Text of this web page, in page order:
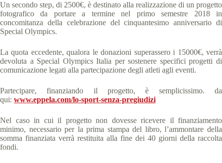
Un secondo step, di 2500€, è destinato alla realizzazione di un progetto
fotografico da portare a termine nel primo semestre 2018 in
concomitanza della celebrazione del cinquantesimo anniversario di
Special Olympics.
La quota eccedente, qualora le donazioni superassero i 15000€, verrà
devoluta a Special Olympics Italia per sostenere specifici progetti di
comunicazione legati alla partecipazione degli atleti agli eventi.
Partecipare, finanziando il progetto, è semplicissimo. da
qui: www.eppela.com/lo-sport-senza-pregiudizi
Nel caso in cui il progetto non dovesse ricevere il finanziamento
minimo, necessario per la prima stampa del libro, l’ammontare della
somma finanziata verrà restituita alla fine dei 40 giorni della raccolta
fondi.